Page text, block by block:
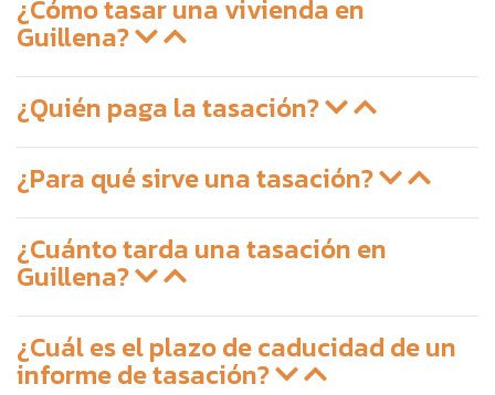
¿Cómo tasar una vivienda en
Guillena?
¿Quién paga la tasación?
¿Para qué sirve una tasación?
¿Cuánto tarda una tasación en
Guillena?
¿Cuál es el plazo de caducidad de un
informe de tasación?